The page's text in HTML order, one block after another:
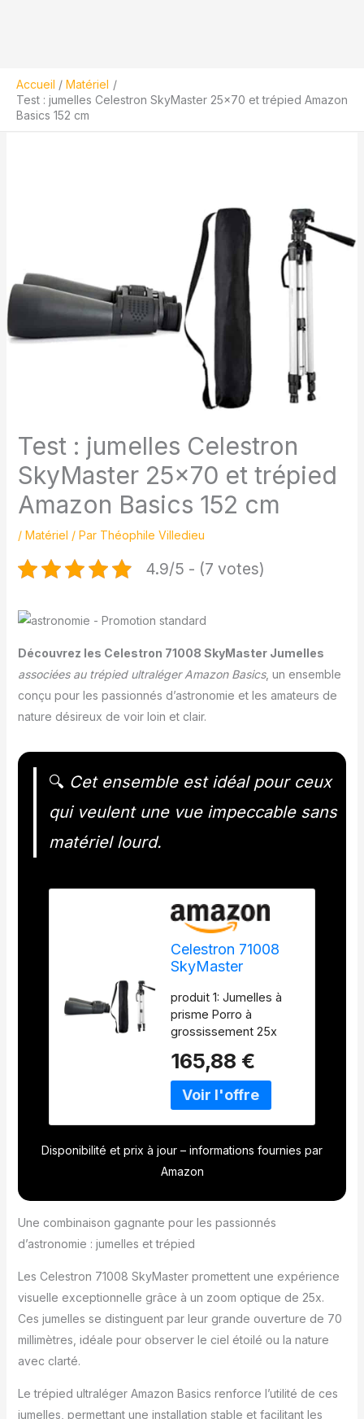
Accueil
Matériel
Test : jumelles Celestron SkyMaster 25×70 et trépied Amazon
Basics 152 cm
Test : jumelles Celestron
SkyMaster 25×70 et trépied
Amazon Basics 152 cm
/ Matériel / Par Théophile Villedieu
4.9/5 - (7 votes)
Découvrez les Celestron 71008 SkyMaster Jumelles
associées au trépied ultraléger Amazon Basics, un ensemble
conçu pour les passionnés d’astronomie et les amateurs de
nature désireux de voir loin et clair.
🔍 Cet ensemble est idéal pour ceux
qui veulent une vue impeccable sans
matériel lourd.
Celestron 71008
SkyMaster
Amazon Basics
Trépied ultraléger
152 cm avec Sac
Inclus
produit 1: Jumelles à
prisme Porro à
grossissement 25x
ultra nette dans le
champ de vision
produit 1: La lentille
luminosité d'image
maximale dans des
luminosité et de longue
portée produit 1: Mise
au point ultra nette
dans le champ de
vision produit 1:
Optiques multicouches
pour des vues
terrestres et
astronomiques nettes
caméscopes et
appareils photo d'un
165,88 €
Disponibilité et prix à jour – informations fournies par
Amazon
Une combinaison gagnante pour les passionnés
d’astronomie : jumelles et trépied
Les Celestron 71008 SkyMaster promettent une expérience
visuelle exceptionnelle grâce à un zoom optique de 25x.
Ces jumelles se distinguent par leur grande ouverture de 70
millimètres, idéale pour observer le ciel étoilé ou la nature
avec clarté.
Le trépied ultraléger Amazon Basics renforce l’utilité de ces
jumelles, permettant une installation stable et facilitant les